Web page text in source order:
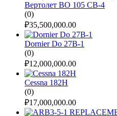
Вертолет BO 105 CB-4
(0)
₽35,500,000.00
Dornier Do 27B-1
(0)
₽12,000,000.00
Cessna 182H
(0)
₽17,000,000.00